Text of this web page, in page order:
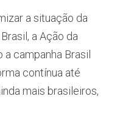
a situação da
a Ação da
campanha Brasil
contínua até
mais brasileiros,